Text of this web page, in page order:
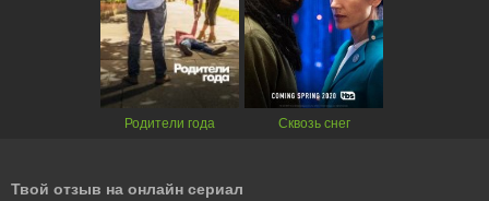
Родители года Сквозь снег
Твой отзыв на онлайн сериал